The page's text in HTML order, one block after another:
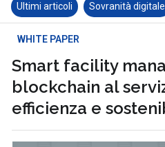
Ultimi articoli Sovranità digitale
WHITE PAPER
Smart facility
blockchain al
efficienza e